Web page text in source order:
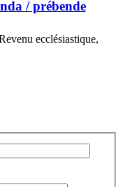
/ prébende
ecclésiastique,